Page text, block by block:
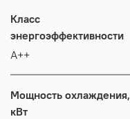
Класс
энергоэффективности
А++
Мощность охлаждения,
кВт